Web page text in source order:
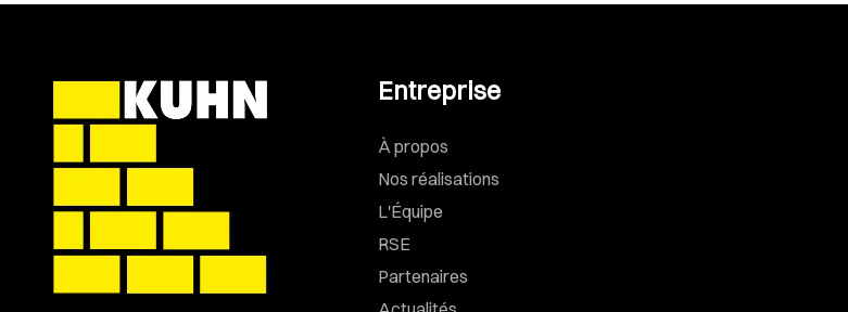
Entreprise
À propos
Nos réalisations
L'Équipe
RSE
Partenaires